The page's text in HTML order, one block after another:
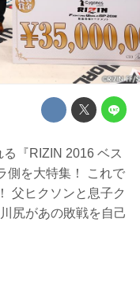
『RIZIN 2016 ベス
側を大特集！ これで
父ヒクソンと息子ク
尻があの敗戦を自己